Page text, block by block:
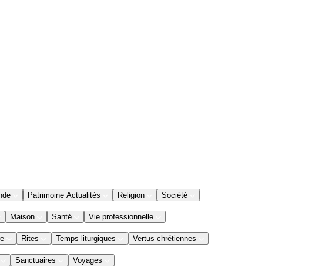
Patrimoine Actualités Religion Société
Maison Santé Vie professionnelle
Rites Temps liturgiques Vertus chrétiennes
Sanctuaires Voyages